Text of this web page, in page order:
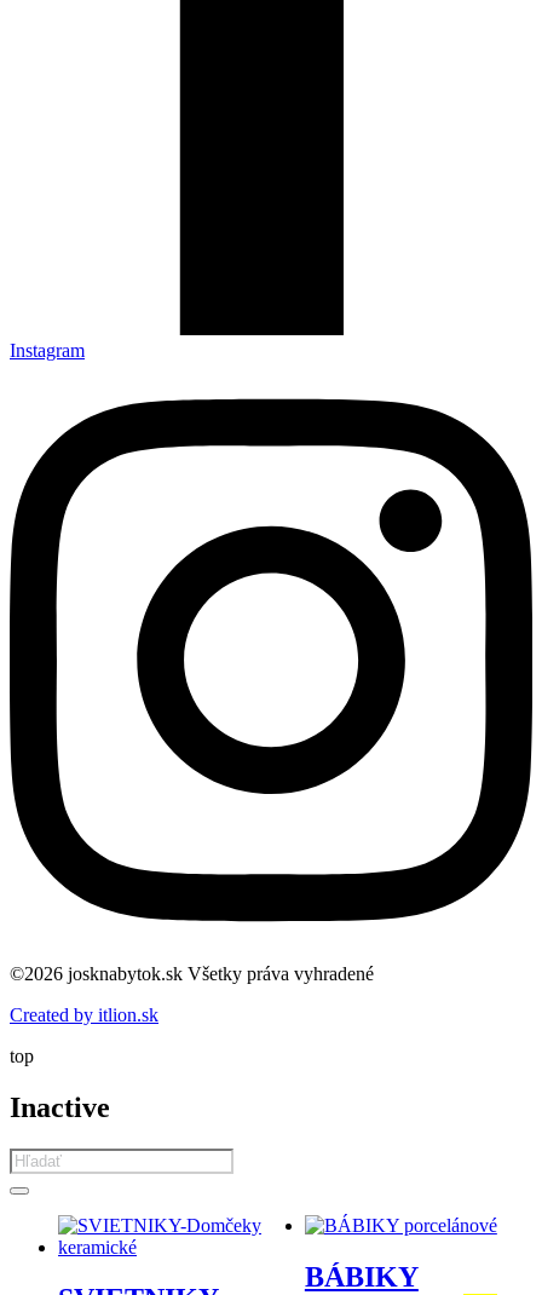
Instagram
©2026 josknabytok.sk Všetky práva vyhradené
Created by itlion.sk
top
Inactive
Products
search
BÁBIKY